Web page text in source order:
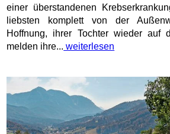
einer überstandenen
liebsten komplett von der
Hoffnung, ihrer Tochter wieder auf
melden ihre... weiterlesen